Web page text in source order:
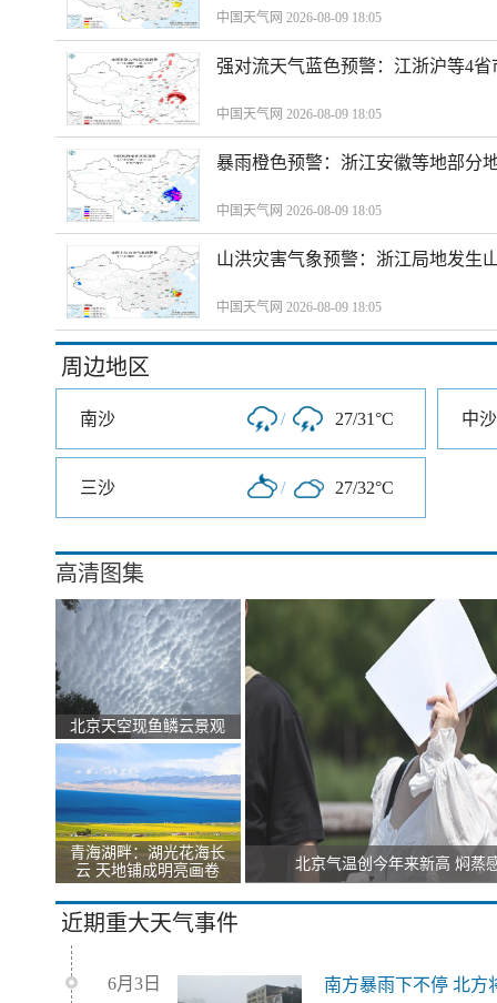
中国天气网 2026-08-09 18:05
强对流天气蓝色预警：江浙沪等4
中国天气网 2026-08-09 18:05
暴雨橙色预警：浙江安徽等地部分
中国天气网 2026-08-09 18:05
山洪灾害气象预警：浙江局地发生
中国天气网 2026-08-09 18:05
周边地区
南沙 / 27/31°C 中沙
三沙 / 27/32°C
高清图集
北京天空现鱼鳞云景观
青海湖畔：湖光花海长
云 天地铺成明亮画卷
北京气温创今年来新高 焖蒸
近期重大天气事件
6月3日 南方暴雨下不停 北方